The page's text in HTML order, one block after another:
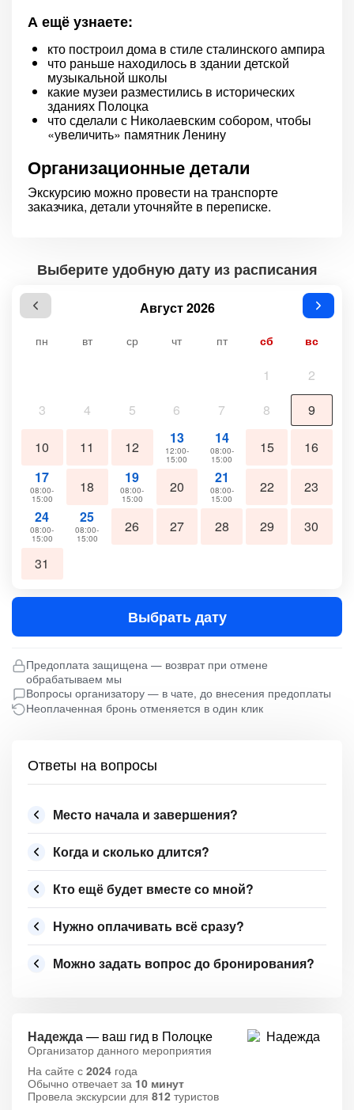
А ещё узнаете:
кто построил дома в стиле сталинского ампира
что раньше находилось в здании детской
музыкальной школы
какие музеи разместились в исторических
зданиях Полоцка
что сделали с Николаевским собором, чтобы
«увеличить» памятник Ленину
Организационные детали
Экскурсию можно провести на транспорте
заказчика, детали уточняйте в переписке.
Выберите удобную дату из расписания
Август 2026
пн вт ср чт пт сб вс
1
2
3
4 5 6 7 8 9
10 11 12
13
12:00-
15:00
14
08:00-
15:00
15
16
17
08:00-
15:00
18
19
08:00-
15:00
20
21
08:00-
15:00
22
23
24
08:00-
15:00
25
08:00-
15:00
26 27 28 29 30
31
Выбрать дату
Предоплата защищена — возврат при отмене
обрабатываем мы
Вопросы организатору — в чате, до внесения предоплаты
Неоплаченная бронь отменяется в один клик
Ответы на вопросы
Место начала и завершения?
Когда и сколько длится?
Кто ещё будет вместе со мной?
Нужно оплачивать всё сразу?
Можно задать вопрос до бронирования?
Надежда— ваш гид в Полоцке
Организатор данного мероприятия
На сайте с 2024 года
Обычно отвечает за 10 минут
Провела экскурсии для 812 туристов